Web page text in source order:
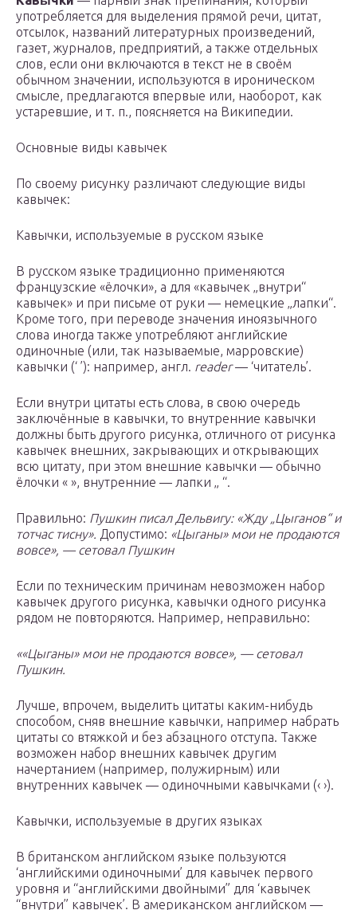
употребляется для выделения прямой речи, цитат,
отсылок, названий литературных произведений,
газет, журналов, предприятий, а также отдельных
слов, если они включаются в текст не в своём
обычном значении, используются в ироническом
смысле, предлагаются впервые или, наоборот, как
устаревшие, и т. п., поясняется на Википедии.
Основные виды кавычек
По своему рисунку различают следующие виды
кавычек:
Кавычки, используемые в русском языке
В русском языке традиционно применяются
французские «ёлочки», а для «кавычек „внутри“
кавычек» и при письме от руки — немецкие „лапки“.
Кроме того, при переводе значения иноязычного
слова иногда также употребляют английские
одиночные (или, так называемые, марровские)
кавычки (‘ ’): например, англ. reader— ‘читатель’.
Если внутри цитаты есть слова, в свою очередь
заключённые в кавычки, то внутренние кавычки
должны быть другого рисунка, отличного от рисунка
кавычек внешних, закрывающих и открывающих
всю цитату, при этом внешние кавычки — обычно
ёлочки « », внутренние — лапки „ “.
Правильно: Пушкин писал Дельвигу: «Жду „Цыганов“ и
тотчас тисну». Допустимо: «Цыганы» мои не продаются
вовсе», — сетовал Пушкин
Если по техническим причинам невозможен набор
кавычек другого рисунка, кавычки одного рисунка
рядом не повторяются. Например, неправильно:
««Цыганы» мои не продаются вовсе», — сетовал
Пушкин.
Лучше, впрочем, выделить цитаты каким-нибудь
способом, сняв внешние кавычки, например набрать
цитаты со втяжкой и без абзацного отступа. Также
возможен набор внешних кавычек другим
начертанием (например, полужирным) или
внутренних кавычек — одиночными кавычками (‹ ›).
Кавычки, используемые в других языках
В британском английском языке пользуются
‘английскими одиночными’ для кавычек первого
уровня и “английскими двойными” для ‘кавычек
“внутри” кавычек’. В американском английском —